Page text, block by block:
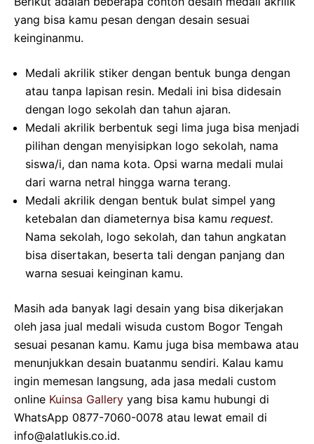
yang bisa kamu pesan dengan desain sesuai
keinginanmu.
Medali akrilik stiker dengan bentuk bunga dengan
atau tanpa lapisan resin. Medali ini bisa didesain
dengan logo sekolah dan tahun ajaran.
Medali akrilik berbentuk segi lima juga bisa menjadi
pilihan dengan menyisipkan logo sekolah, nama
siswa/i, dan nama kota. Opsi warna medali mulai
dari warna netral hingga warna terang.
Medali akrilik dengan bentuk bulat simpel yang
ketebalan dan diameternya bisa kamu request.
Nama sekolah, logo sekolah, dan tahun angkatan
bisa disertakan, beserta tali dengan panjang dan
warna sesuai keinginan kamu.
Masih ada banyak lagi desain yang bisa dikerjakan
oleh jasa jual medali wisuda custom Bogor Tengah
sesuai pesanan kamu. Kamu juga bisa membawa atau
menunjukkan desain buatanmu sendiri. Kalau kamu
ingin memesan langsung, ada jasa medali custom
online Kuinsa Gallery yang bisa kamu hubungi di
WhatsApp 0877-7060-0078 atau lewat email di
info@alatlukis.co.id.